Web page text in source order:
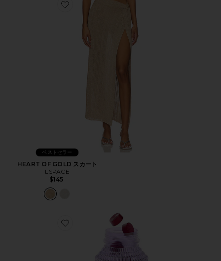
Favorite HEART OF GOLD スカート
ベストセラー
HEART OF GOLD スカート
LSPACE
$145
Favorite CHILL ビタミングミ